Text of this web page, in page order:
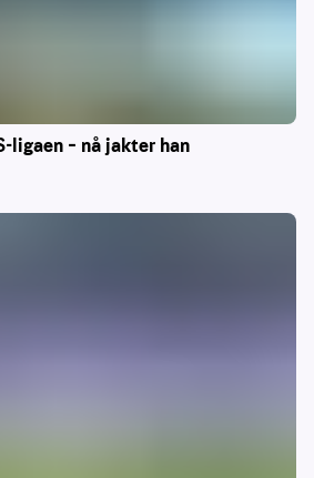
ligaen – nå jakter han